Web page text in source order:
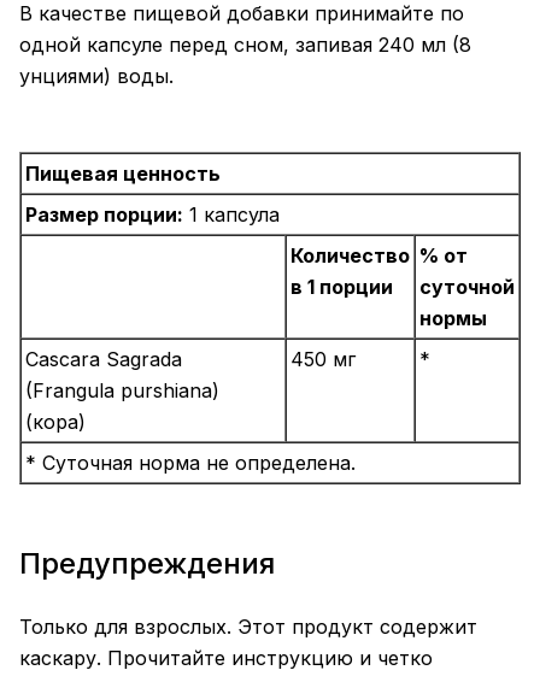
В качестве пищевой добавки принимайте по
одной капсуле перед сном, запивая 240 мл (8
унциями) воды.
Пищевая ценность
Размер порции: 1 капсула
Количество
в 1 порции
% от
суточной
нормы
Cascara Sagrada
(Frangula purshiana)
(кора)
450 мг *
* Суточная норма не определена.
Предупреждения
Только для взрослых. Этот продукт содержит
каскару. Прочитайте инструкцию и четко